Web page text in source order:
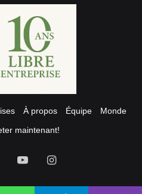
À propos Équipe
Monde
maintenant!
YouTubeInstagram